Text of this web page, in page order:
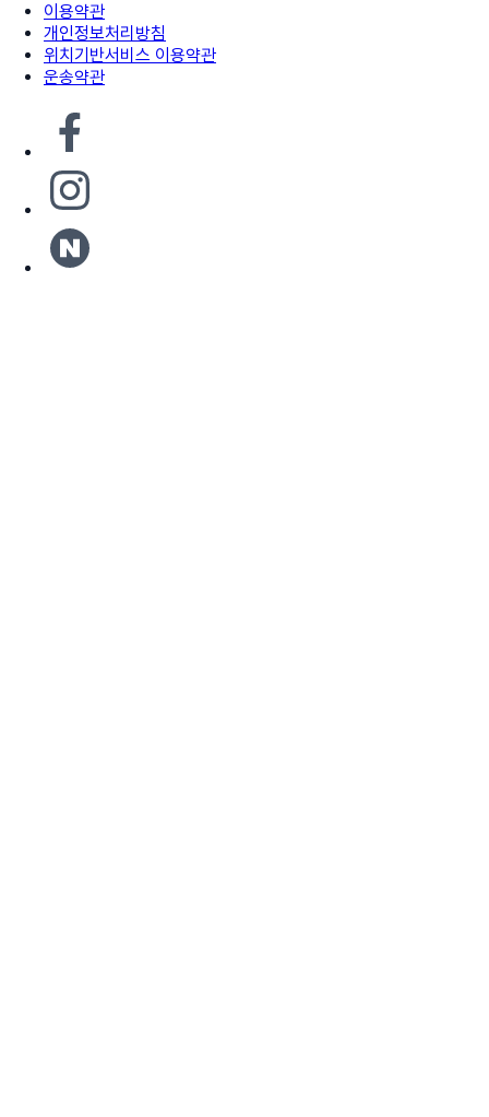
이용약관
개인정보처리방침
위치기반서비스 이용약관
운송약관